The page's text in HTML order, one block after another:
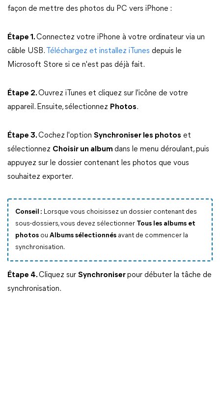
façon de mettre des photos du PC vers iPhone :
Étape 1.Connectez votre iPhone à votre ordinateur via un
câble USB.
Téléchargez et installez iTunes depuis le
Microsoft Store si ce n'est pas déjà fait.
Étape 2.Ouvrez iTunes et cliquez sur l'icône de votre
appareil. Ensuite, sélectionnez Photos.
Étape 3.Cochez l'option Synchroniser les photos et
sélectionnez Choisir un album dans le menu déroulant, puis
appuyez sur le dossier contenant les photos que vous
souhaitez exporter.
Conseil : Lorsque vous choisissez un dossier contenant des
sous-dossiers, vous devez sélectionner Tous les albums et
photos ou Albums sélectionnés avant de commencer la
synchronisation.
Étape 4.Cliquez sur Synchroniserpour débuter la tâche de
synchronisation.